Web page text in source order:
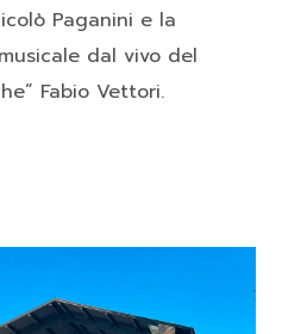
Paganini e la
dal vivo del
Fabio Vettori.